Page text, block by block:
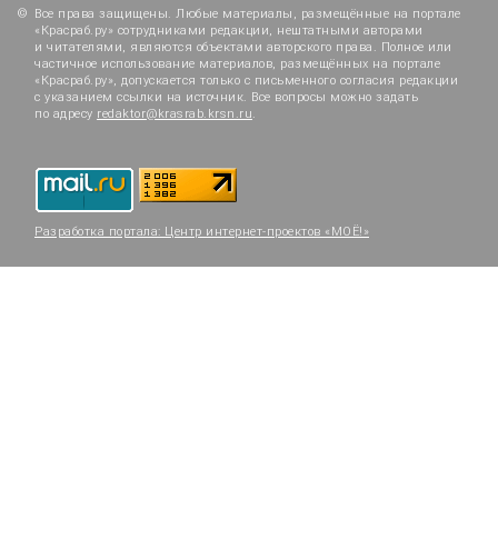
Все права защищены. Любые материалы, размещённые на портале
«Красраб.ру» сотрудниками редакции, нештатными авторами
и читателями, являются объектами авторского права. Полное или
частичное использование материалов, размещённых на портале
«Красраб.ру», допускается только с письменного согласия редакции
с указанием ссылки на источник. Все вопросы можно задать
по адресу redaktor@krasrab.krsn.ru.
Разработка портала: Центр интернет-проектов «МОЁ!»